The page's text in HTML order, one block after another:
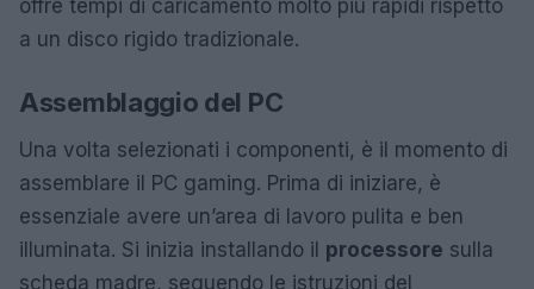
offre tempi di caricamento molto più rapidi rispetto
a un disco rigido tradizionale.
Assemblaggio del PC
Una volta selezionati i componenti, è il momento di
assemblare il PC gaming. Prima di iniziare, è
essenziale avere un’area di lavoro pulita e ben
illuminata. Si inizia installando il processore sulla
scheda madre, seguendo le istruzioni del